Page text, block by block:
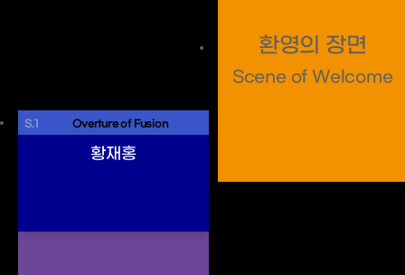
S.1 Overture of Fusion
황재홍
환영의 장면
Scene of Welcome